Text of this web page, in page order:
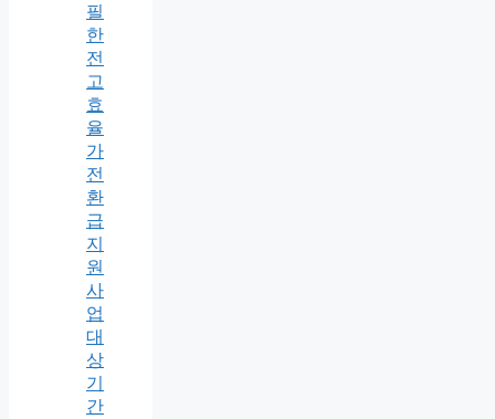
필
한
전
고
효
율
가
전
환
급
지
원
사
업
대
상
기
간